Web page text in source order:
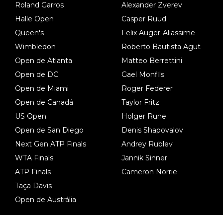
Roland Garros
Halle Open
Queen's
Wimbledon
Open de Atlanta
Open de DC
Open de Miami
Open de Canadá
US Open
Open de San Diego
Next Gen ATP Finals
WTA Finals
ATP Finals
Taça Davis
Open de Austrália
Alexander Zverev
Casper Ruud
Felix Auger-Aliassime
Roberto Bautista Agut
Matteo Berrettini
Gael Monfils
Roger Federer
Taylor Fritz
Holger Rune
Denis Shapovalov
Andrey Rublev
Jannik Sinner
Cameron Norrie